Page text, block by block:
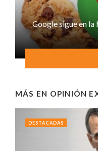
Google sigue en la
MÁS EN OPINIÓN
DESTACADAS